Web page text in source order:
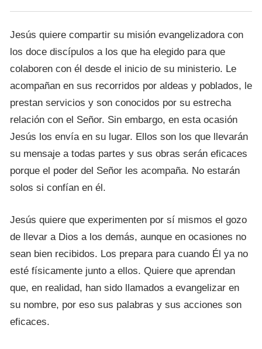
Jesús quiere compartir su misión evangelizadora con
los doce discípulos a los que ha elegido para que
colaboren con él desde el inicio de su ministerio. Le
acompañan en sus recorridos por aldeas y poblados, le
prestan servicios y son conocidos por su estrecha
relación con el Señor. Sin embargo, en esta ocasión
Jesús los envía en su lugar. Ellos son los que llevarán
su mensaje a todas partes y sus obras serán eficaces
porque el poder del Señor les acompaña. No estarán
solos si confían en él.
Jesús quiere que experimenten por sí mismos el gozo
de llevar a Dios a los demás, aunque en ocasiones no
sean bien recibidos. Los prepara para cuando Él ya no
esté físicamente junto a ellos. Quiere que aprendan
que, en realidad, han sido llamados a evangelizar en
su nombre, por eso sus palabras y sus acciones son
eficaces.